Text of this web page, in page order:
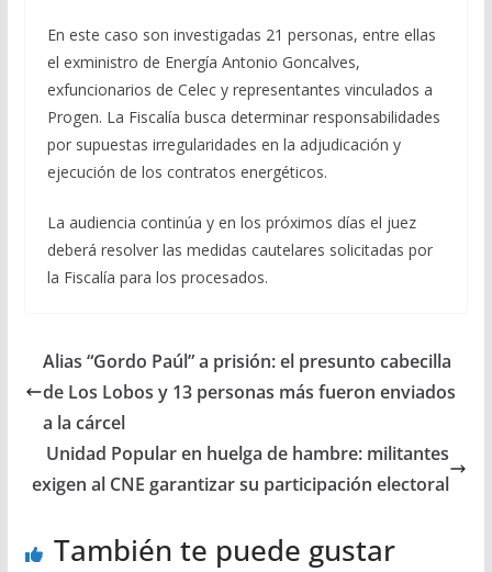
En este caso son investigadas 21 personas, entre ellas
el exministro de Energía Antonio Goncalves,
exfuncionarios de Celec y representantes vinculados a
Progen. La Fiscalía busca determinar responsabilidades
por supuestas irregularidades en la adjudicación y
ejecución de los contratos energéticos.
La audiencia continúa y en los próximos días el juez
deberá resolver las medidas cautelares solicitadas por
la Fiscalía para los procesados.
Alias “Gordo Paúl” a prisión: el presunto cabecilla
de Los Lobos y 13 personas más fueron enviados
a la cárcel
Unidad Popular en huelga de hambre: militantes
exigen al CNE garantizar su participación electoral
También te puede gustar